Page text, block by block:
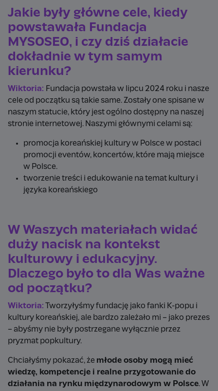
Jakie były główne cele, kiedy
powstawała Fundacja
MYSOSEO, i czy dziś działacie
dokładnie w tym samym
kierunku?
Wiktoria: Fundacja powstała w lipcu 2024 roku i nasze
cele od początku są takie same. Zostały one spisane w
naszym statucie, który jest ogólno dostępny na naszej
stronie internetowej. Naszymi głównymi celami są:
promocja koreańskiej kultury w Polsce w postaci
promocji eventów, koncertów, które mają miejsce
w Polsce.
tworzenie treści i edukowanie na temat kultury i
języka koreańskiego
W Waszych materiałach widać
duży nacisk na kontekst
kulturowy i edukacyjny.
Dlaczego było to dla Was ważne
od początku?
Wiktoria: Tworzyłyśmy fundację jako fanki K-popu i
kultury koreańskiej, ale bardzo zależało mi – jako prezes
– abyśmy nie były postrzegane wyłącznie przez
pryzmat popkultury.
Chciałyśmy pokazać, że młode osoby mogą mieć
wiedzę, kompetencje i realne przygotowanie do
działania na rynku międzynarodowym w Polsce. W